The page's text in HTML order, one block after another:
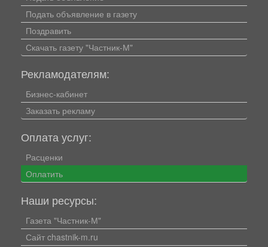
Подать объявление в газету
Поздравить
Скачать газету "Частник-М"
Рекламодателям:
Бизнес-кабинет
Заказать рекламу
Оплата услуг:
Расценки
Оплатить
Наши ресурсы:
Газета "Частник-М"
Сайт chastnik-m.ru